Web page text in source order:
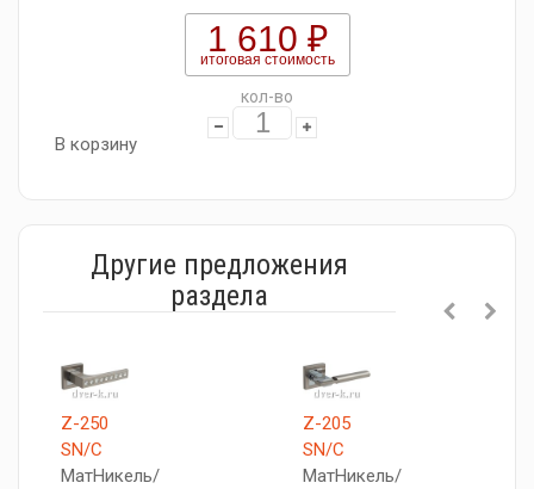
1 610 ₽
итоговая стоимость
кол-во
В корзину
Другие предложения
раздела
Z-250
SN/C
МатНикель/
Z-205
SN/C
МатНикель/